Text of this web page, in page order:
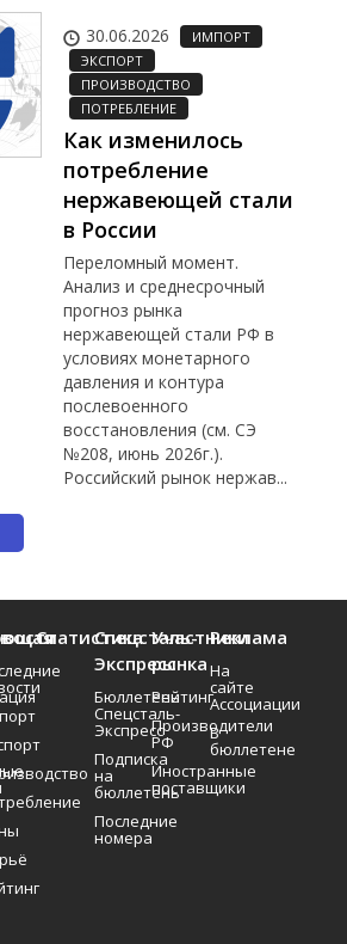
30.06.2026
ИМПОРТ
ЭКСПОРТ
ПРОИЗВОДСТВО
ПОТРЕБЛЕНИЕ
Как изменилось
потребление
нержавеющей стали
в России
Переломный момент.
Анализ и среднесрочный
прогноз рынка
нержавеющей стали РФ в
условиях монетарного
давления и контура
послевоенного
восстановления (см. СЭ
№208, июнь 2026г.).
Российский рынок нержав...
СтатистикаСпецсталь-
Экспресс
Бюллетень
Спецсталь-
Экспресс
Подписка
на
бюллетень
Последние
номера
Участники
рынка
Рейтинг
Производители
РФ
Иностранные
поставщики
Реклама
На
сайте
Ассоциации
В
бюллетене